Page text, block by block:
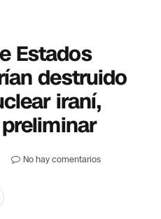
Estados
destruido
iraní,
No hay comentarios